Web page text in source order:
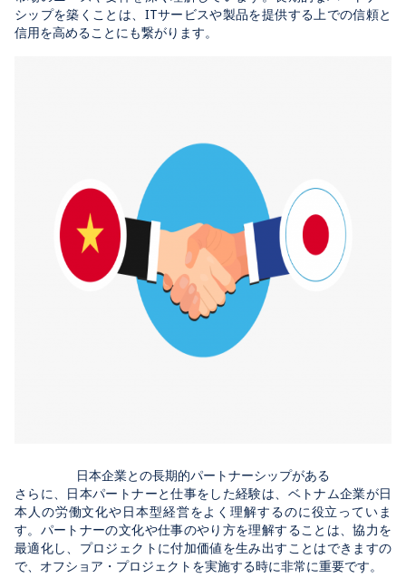
シップを築くことは、ITサービスや製品を提供する上での信頼と
信用を高めることにも繋がります。
日本企業との長期的パートナーシップがある
さらに、日本パートナーと仕事をした経験は、ベトナム企業が日
本人の労働文化や日本型経営をよく理解するのに役立っていま
す。パートナーの文化や仕事のやり方を理解することは、協力を
最適化し、プロジェクトに付加価値を生み出すことはできますの
で、オフショア・プロジェクトを実施する時に非常に重要です。